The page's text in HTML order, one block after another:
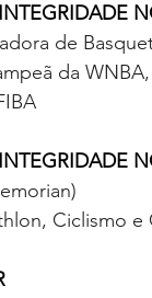
de
da WNBA,
Ciclismo